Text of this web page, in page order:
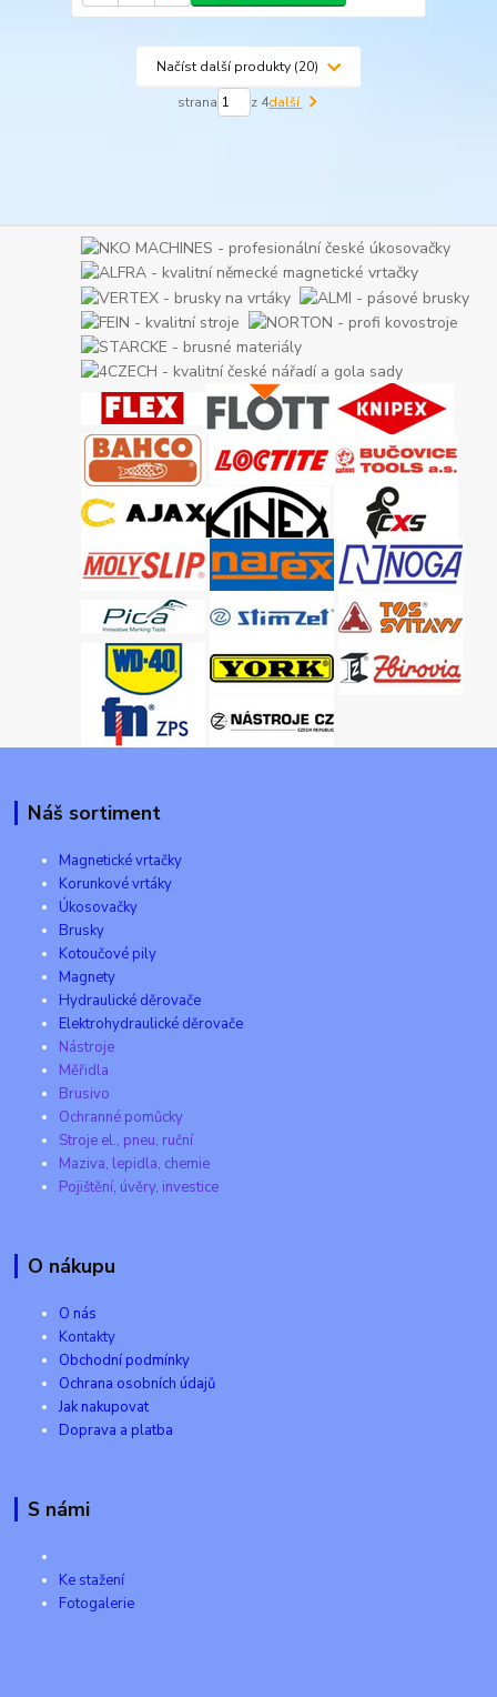
Načíst další produkty (20)
strana z 4další
Náš sortiment
Magnetické vrtačky
Korunkové vrtáky
Úkosovačky
Brusky
Kotoučové pily
Magnety
Hydraulické děrovače
Elektrohydraulické děrovače
Nástroje
Měřidla
Brusivo
Ochranné pomůcky
Stroje el., pneu, ruční
Maziva, lepidla, chemie
Pojištění, úvěry, investice
O nákupu
O nás
Kontakty
Obchodní podmínky
Ochrana osobních údajů
Jak nakupovat
Doprava a platba
S námi
Ke stažení
Fotogalerie